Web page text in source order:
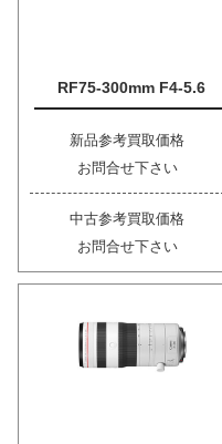
RF75-300mm F4-5.6
新品参考買取価格
お問合せ下さい
中古参考買取価格
お問合せ下さい